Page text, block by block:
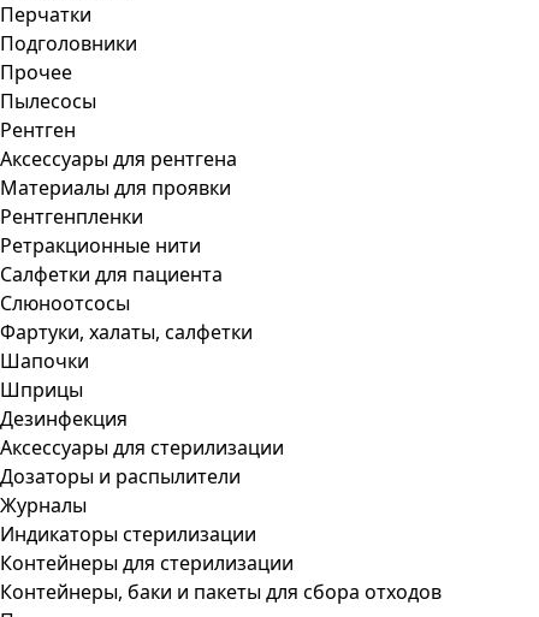
Перчатки
Подголовники
Прочее
Пылесосы
Рентген
Аксессуары для рентгена
Материалы для проявки
Рентгенпленки
Ретракционные нити
Салфетки для пациента
Слюноотсосы
Фартуки, халаты, салфетки
Шапочки
Шприцы
Дезинфекция
Аксессуары для стерилизации
Дозаторы и распылители
Журналы
Индикаторы стерилизации
Контейнеры для стерилизации
Контейнеры, баки и пакеты для сбора отходов